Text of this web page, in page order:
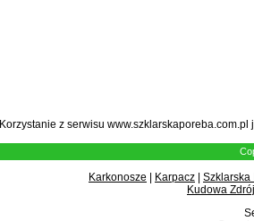
Korzystanie z serwisu
Karkonosze Karpacz
Szklarska
Kudowa